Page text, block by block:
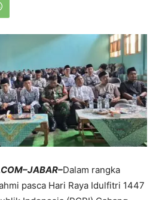
Dalam rangka
pasca Hari Raya Idulfitri 1447